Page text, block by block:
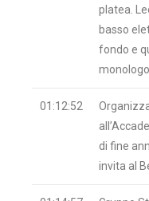
platea.
basso
fondo e
01:12:52
di fine
invita al